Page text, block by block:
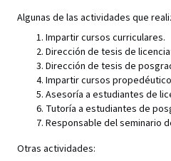
Algunas de las actividades que
Impartir cursos curriculares.
Dirección de tesis de
Dirección de tesis de
Impartir cursos
Asesoría a estudiantes de
Tutoría a estudiantes de
Responsable del seminario
Otras actividades: